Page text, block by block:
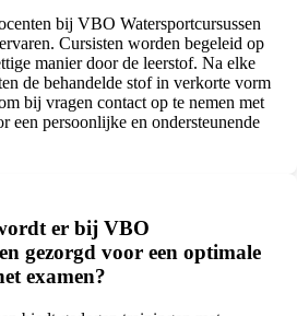
bij VBO Watersportcursussen
Cursisten worden begeleid op
manier door de leerstof. Na elke
de behandelde stof in verkorte vorm
bij vragen contact op te nemen met
een persoonlijke en ondersteunende
er bij VBO
gezorgd voor een optimale
examen?